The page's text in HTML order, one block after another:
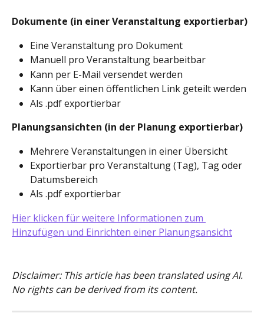
Dokumente (in einer Veranstaltung exportierbar)
Eine Veranstaltung pro Dokument
Manuell pro Veranstaltung bearbeitbar
Kann per E-Mail versendet werden
Kann über einen öffentlichen Link geteilt werden
Als .pdf exportierbar
Planungsansichten (in der Planung exportierbar)
Mehrere Veranstaltungen in einer Übersicht
Exportierbar pro Veranstaltung (Tag), Tag oder
Datumsbereich
Als .pdf exportierbar
Hier klicken für weitere Informationen zum
Hinzufügen und Einrichten einer Planungsansicht
Disclaimer: This article has been translated using AI.
No rights can be derived from its content.